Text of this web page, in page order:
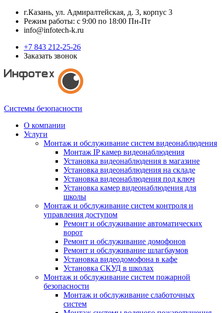
г.Казань, ул. Адмиралтейская, д. 3, корпус 3
Режим работы: с 9:00 по 18:00 Пн-Пт
info@infotech-k.ru
+7 843 212-25-26
Заказать звонок
Системы безопасности
О компании
Услуги
Монтаж и обслуживание систем видеонаблюдения
Монтаж IP камер видеонаблюдения
Установка видеонаблюдения в магазине
Установка видеонаблюдения на складе
Установка видеонаблюдения под ключ
Установка камер видеонаблюдения для
школы
Монтаж и обслуживание систем контроля и
управления доступом
Ремонт и обслуживание автоматических
ворот
Ремонт и обслуживание домофонов
Ремонт и обслуживание шлагбаумов
Установка видеодомофона в кафе
Установка СКУД в школах
Монтаж и обслуживание систем пожарной
безопасности
Монтаж и обслуживание слаботочных
систем